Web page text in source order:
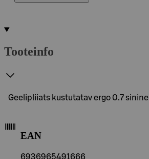
Tooteinfo
Geelipliiats kustutatav ergo 0.7 sinine
EAN
6936965491666